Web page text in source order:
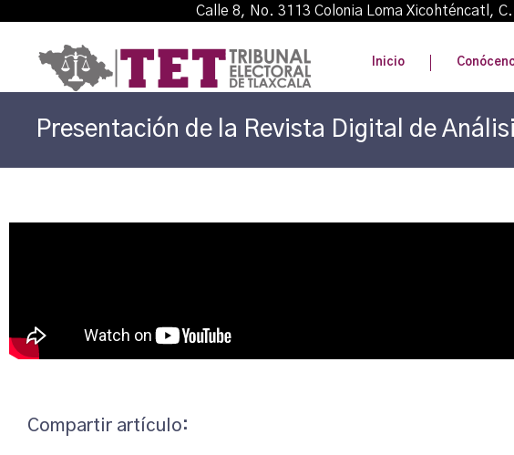
Calle 8, No. 3113 Colonia Loma
Inicio
Presentación de la Revista Digital de
Compartir artículo: